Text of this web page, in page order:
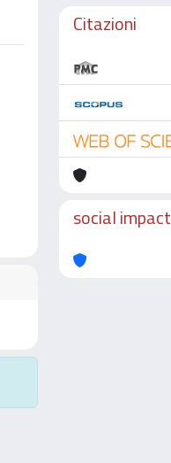
Citazioni
social impact